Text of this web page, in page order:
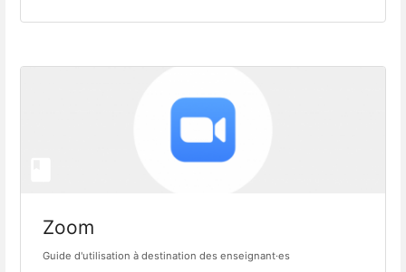
Zoom
Guide d'utilisation à destination des enseignant·es